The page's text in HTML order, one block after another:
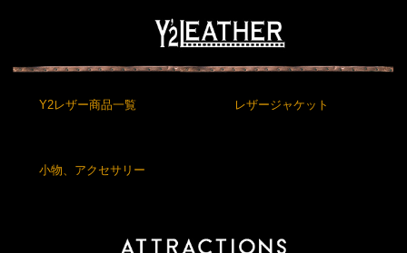
Y2レザー商品一覧 レザージャケット
小物、アクセサリー